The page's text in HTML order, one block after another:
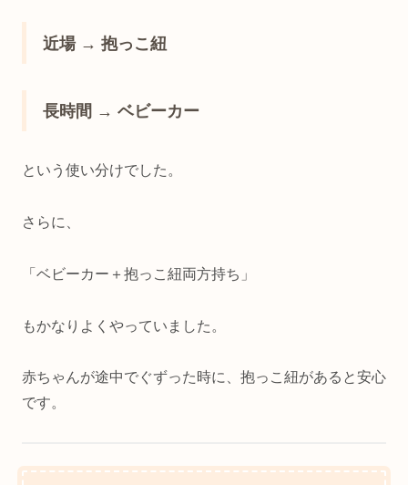
近場 → 抱っこ紐
長時間 → ベビーカー
という使い分けでした。
さらに、
「ベビーカー＋抱っこ紐両方持ち」
もかなりよくやっていました。
赤ちゃんが途中でぐずった時に、抱っこ紐があると安心
です。